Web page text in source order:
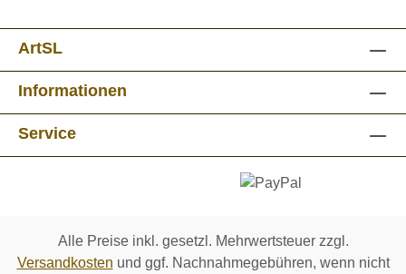
ArtSL
Informationen
Service
Alle Preise inkl. gesetzl. Mehrwertsteuer zzgl.
Versandkosten und ggf. Nachnahmegebühren, wenn nicht